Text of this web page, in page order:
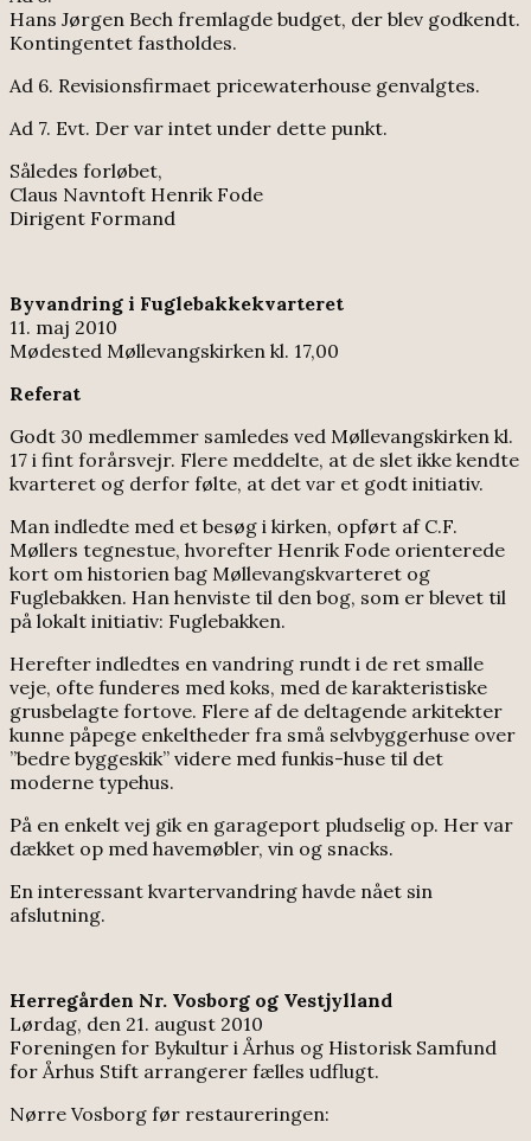
Hans Jørgen Bech fremlagde budget, der blev godkendt.
Kontingentet fastholdes.
Ad 6. Revisionsfirmaet pricewaterhouse genvalgtes.
Ad 7. Evt. Der var intet under dette punkt.
Således forløbet,
Claus Navntoft Henrik Fode
Dirigent Formand
Byvandring i Fuglebakkekvarteret
11. maj 2010
Mødested Møllevangskirken kl. 17,00
Referat
Godt 30 medlemmer samledes ved Møllevangskirken kl.
17 i fint forårsvejr. Flere meddelte, at de slet ikke kendte
kvarteret og derfor følte, at det var et godt initiativ.
Man indledte med et besøg i kirken, opført af C.F.
Møllers tegnestue, hvorefter Henrik Fode orienterede
kort om historien bag Møllevangskvarteret og
Fuglebakken. Han henviste til den bog, som er blevet til
på lokalt initiativ: Fuglebakken.
Herefter indledtes en vandring rundt i de ret smalle
veje, ofte funderes med koks, med de karakteristiske
grusbelagte fortove. Flere af de deltagende arkitekter
kunne påpege enkeltheder fra små selvbyggerhuse over
”bedre byggeskik” videre med funkis-huse til det
moderne typehus.
På en enkelt vej gik en garageport pludselig op. Her var
dækket op med havemøbler, vin og snacks.
En interessant kvartervandring havde nået sin
afslutning.
Herregården Nr. Vosborg og Vestjylland
Lørdag, den 21. august 2010
Foreningen for Bykultur i Århus og Historisk Samfund
for Århus Stift arrangerer fælles udflugt.
Nørre Vosborg før restaureringen: